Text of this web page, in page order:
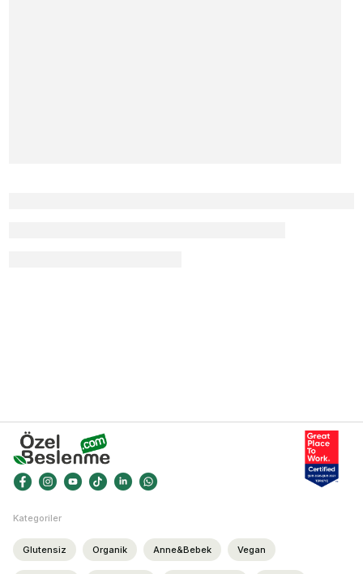
Kategoriler
Glutensiz Organik Anne&Bebek Vegan